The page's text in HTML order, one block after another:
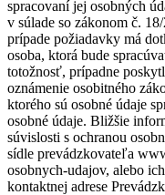
spracovaní jej osobných
v súlade so zákonom č.
prípade požiadavky má
osoba, ktorá bude
totožnosť, prípadne
oznámenie osobitného
ktorého sú osobné údaje
osobné údaje. Bližšie
súvislosti s ochranou
sídle prevádzkovateľa
osobnych-udajov, alebo
kontaktnej adrese